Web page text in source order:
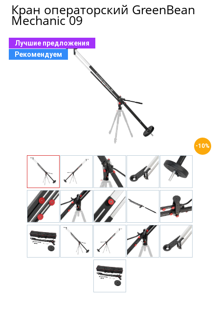
Кран операторский GreenBean
Mechanic 09
Лучшие предложения
Рекомендуем
-10%